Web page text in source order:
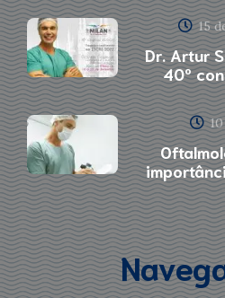
15
Dr. Artur
40º